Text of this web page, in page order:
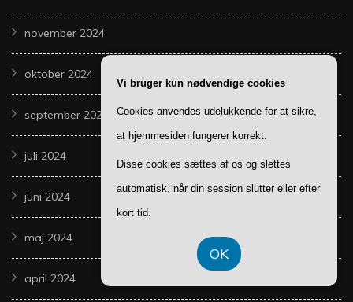
november 2024
oktober 2024
september 2024
juli 2024
juni 2024
maj 2024
april 2024
Vi bruger kun nødvendige cookies
Cookies anvendes udelukkende for at sikre,
at hjemmesiden fungerer korrekt.
Disse cookies sættes af os og slettes
automatisk, når din session slutter eller efter
kort tid.
OK